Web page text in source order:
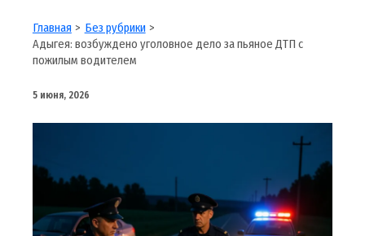
Главная
Без рубрики
Адыгея: возбуждено уголовное дело за пьяное ДТП с
пожилым водителем
5 июня, 2026